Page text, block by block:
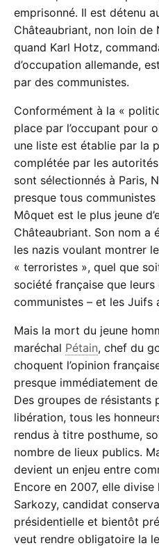
emprisonné. Il est détenu
Châteaubriant, non loin de
quand Karl Hotz,
d’occupation allemande,
par des communistes.
Conformément à la «
place par l’occupant pour
une liste est établie par la
complétée par les
sont sélectionnés à Paris,
presque tous
Môquet est le plus jeune
Châteaubriant. Son nom a
les nazis voulant montrer
« terroristes », quel que
société française que leurs
communistes – et les Juifs
Mais la mort du jeune
maréchal Pétain, chef du
choquent l’opinion
presque immédiatement
Des groupes de résistants
libération, tous les
rendus à titre posthume,
nombre de lieux publics.
devient un enjeu entre
Encore en 2007, elle
Sarkozy, candidat
présidentielle et bientôt
veut rendre obligatoire la